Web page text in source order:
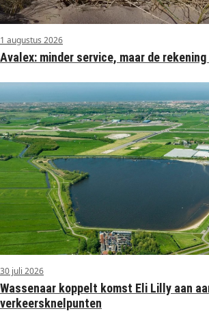
1 augustus 2026
Avalex: minder service, maar de
30 juli 2026
Wassenaar koppelt komst Eli Lilly aan
verkeersknelpunten